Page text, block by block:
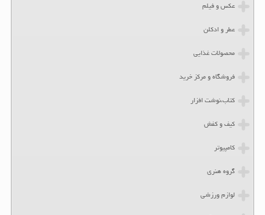
عکس و فیلم
عطر و ادکلن
محصولات غذایی
فروشگاه و مرکز خرید
کتاب،نوشت افزار
کیف و کفش
کامپیوتر
گروه هنری
لوازم ورزشی